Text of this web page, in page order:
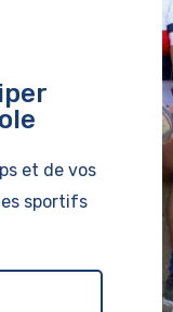
et de vos
sportifs